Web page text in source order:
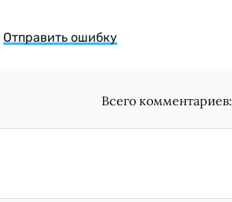
Отправить ошибку
Всего комментариев: